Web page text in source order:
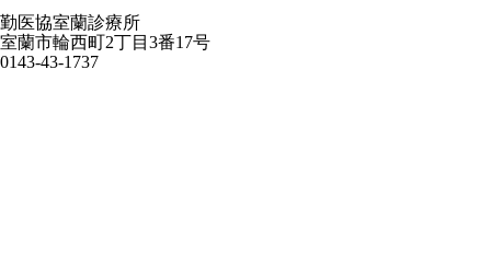
勤医協室蘭診療所
室蘭市輪西町2丁目3番17号
0143-43-1737